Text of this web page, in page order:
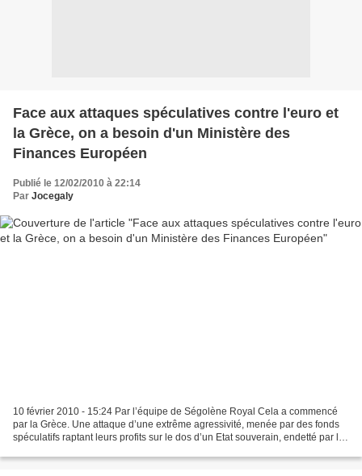
Face aux attaques spéculatives contre l'euro et
la Grèce, on a besoin d'un Ministère des
Finances Européen
Publié le 12/02/2010 à 22:14
Par Jocegaly
10 février 2010 - 15:24 Par l’équipe de Ségolène Royal Cela a commencé
par la Grèce. Une attaque d’une extrême agressivité, menée par des fonds
spéculatifs raptant leurs profits sur le dos d’un Etat souverain, endetté par la